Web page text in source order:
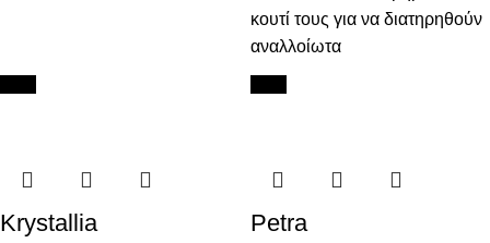
κουτί τους για να διατηρηθούν
αναλλοίωτα
Krystallia Petra